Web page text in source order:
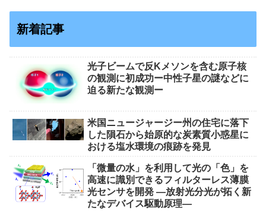
新着記事
光子ビームで反Kメソンを含む原子核
の観測に初成功ー中性子星の謎などに
迫る新たな観測ー
米国ニュージャージー州の住宅に落下
した隕石から始原的な炭素質小惑星に
おける塩水環境の痕跡を発見
「微量の水」を利用して光の「色」を
高速に識別できるフィルターレス薄膜
光センサを開発 ―放射光分光が拓く新
たなデバイス駆動原理―